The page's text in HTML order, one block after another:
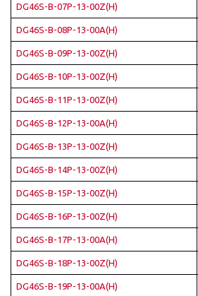
DG46S-B-07P-13-00Z(H)
DG46S-B-08P-13-00A(H)
DG46S-B-09P-13-00Z(H)
DG46S-B-10P-13-00Z(H)
DG46S-B-11P-13-00Z(H)
DG46S-B-12P-13-00A(H)
DG46S-B-13P-13-00Z(H)
DG46S-B-14P-13-00Z(H)
DG46S-B-15P-13-00Z(H)
DG46S-B-16P-13-00Z(H)
DG46S-B-17P-13-00A(H)
DG46S-B-18P-13-00Z(H)
DG46S-B-19P-13-00A(H)